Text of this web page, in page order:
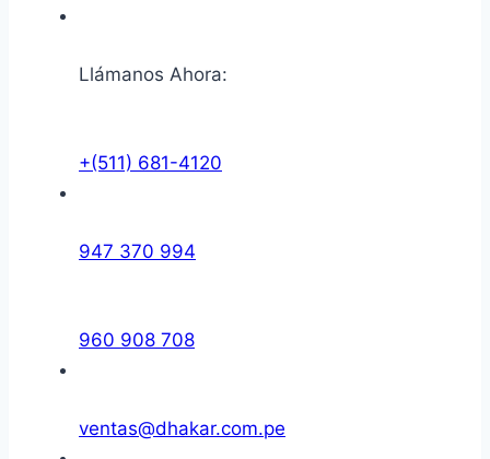
Llámanos Ahora:
+(511) 681-4120
947 370 994
960 908 708
ventas@dhakar.com.pe